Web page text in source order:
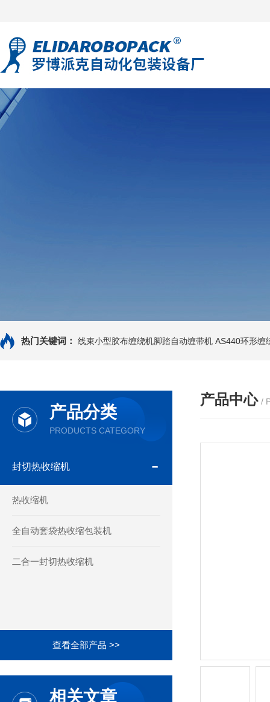
热门关键词： 线束小型胶布缠绕机脚踏自动缠带机 AS440环形缠
产品分类
PRODUCTS CATEGORY
封切热收缩机
热收缩机
全自动套袋热收缩包装机
二合一封切热收缩机
查看全部产品 >>
相关文章
产品中心 /